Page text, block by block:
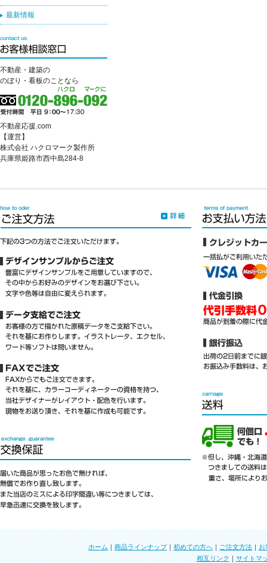
最新情報
不動産・建築の
のぼり・看板のことなら
不動産応援.com
【運営】
株式会社 ハクロマーク製作所
兵庫県姫路市西中島284-8
ホーム ｜ 商品ラインナップ｜ 初めての方へ ｜ ご注文方法 ｜ お
相互リンク ｜ サイトマ